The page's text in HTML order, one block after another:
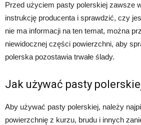
Przed użyciem pasty polerskiej zawsze
instrukcję producenta i sprawdzić, czy
nie ma informacji na ten temat, można
niewidocznej części powierzchni, aby
polerska pozostawia trwałe ślady.
Jak używać pasty
Aby używać pasty polerskiej, należy
powierzchnię z kurzu, brudu i innych